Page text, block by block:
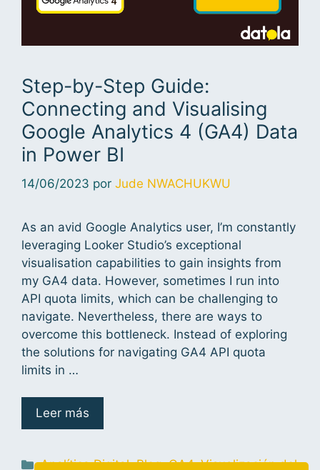
Step-by-Step Guide:
Connecting and Visualising
Google Analytics 4 (GA4) Data
in Power BI
14/06/2023 por Jude NWACHUKWU
As an avid Google Analytics user, I’m constantly
leveraging Looker Studio’s exceptional
visualisation capabilities to gain insights from
my GA4 data. However, sometimes I run into
API quota limits, which can be challenging to
navigate. Nevertheless, there are ways to
overcome this bottleneck. Instead of exploring
the solutions for navigating GA4 API quota
limits in …
Leer más
Analítica Digital,Blog,GA4,Visualización del